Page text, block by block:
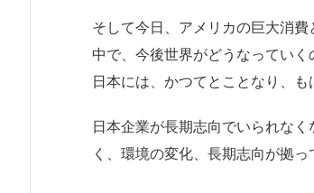
そして今日、アメリカの巨大消
中で、今後世界がどうなってい
日本には、かつてとことなり、も
日本企業が長期志向でいられな
く、環境の変化、長期志向が拠